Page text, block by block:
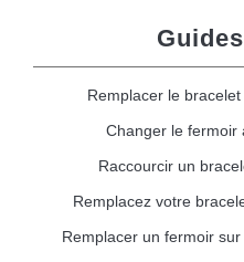
Remplacer le
Changer le fermoir
Raccourcir un
Remplacez votre
Remplacer un fermoir